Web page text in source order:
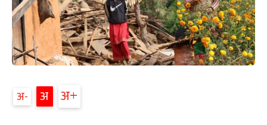
अ- अ अ+